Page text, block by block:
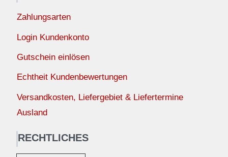
Zahlungsarten
Login Kundenkonto
Gutschein einlösen
Echtheit Kundenbewertungen
Versandkosten, Liefergebiet & Liefertermine
Ausland
RECHTLICHES